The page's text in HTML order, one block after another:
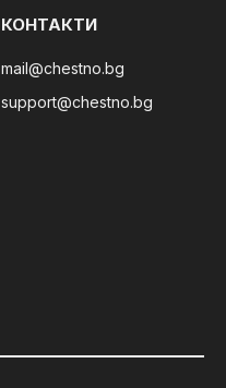
КОНТАКТИ
mail@chestno.bg
support@chestno.bg